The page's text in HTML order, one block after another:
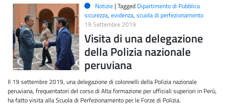
Notizie | Tagged Dipartimento di Pubblica
sicurezza, evidenza, scuola di perfezionamento
19 Settembre 2019
Visita di una delegazione
della Polizia nazionale
peruviana
Il 19 settembre 2019, una delegazione di colonnelli della Polizia nazionale
peruviana, frequentatori del corso di Alta formazione per ufficiali superiori in Perù,
ha fatto visita alla Scuola di Perfezionamento per le Forze di Polizia.